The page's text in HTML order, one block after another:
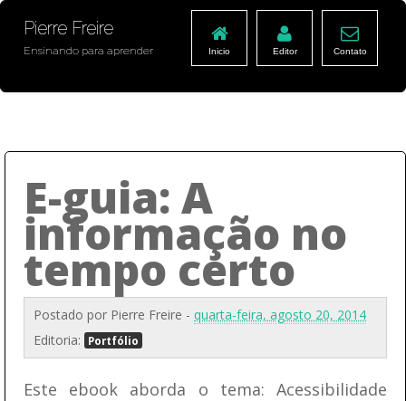
Pierre Freire
Ensinando para aprender Inicio Editor Contato
E-guia: A
informação no
tempo certo
Postado por Pierre Freire - quarta-feira, agosto 20, 2014
Editoria:
Portfólio
Este ebook aborda o tema: Acessibilidade